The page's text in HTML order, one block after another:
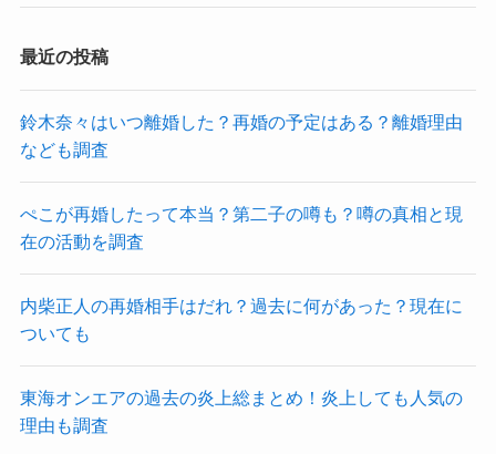
最近の投稿
鈴木奈々はいつ離婚した？再婚の予定はある？離婚理由
なども調査
ぺこが再婚したって本当？第二子の噂も？噂の真相と現
在の活動を調査
内柴正人の再婚相手はだれ？過去に何があった？現在に
ついても
東海オンエアの過去の炎上総まとめ！炎上しても人気の
理由も調査